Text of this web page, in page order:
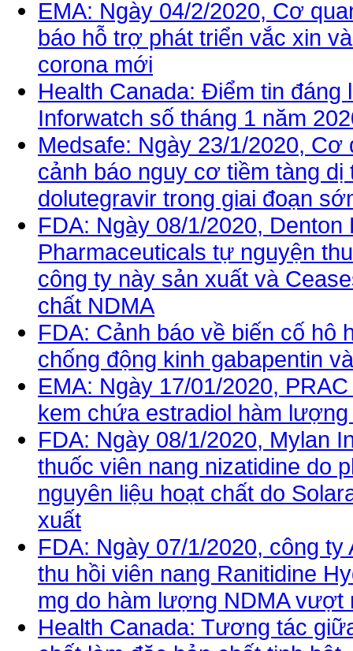
EMA: Ngày 04/2/2020, Cơ
báo hỗ trợ phát triển vắc xin
corona mới
Health Canada: Điểm tin
Inforwatch số tháng 1 năm
Medsafe: Ngày 23/1/2020,
cảnh báo nguy cơ tiềm tàng
dolutegravir trong giai đoạn
FDA: Ngày 08/1/2020,
Pharmaceuticals tự nguyện
công ty này sản xuất và
chất NDMA
FDA: Cảnh báo về biến cố hô
chống động kinh gabapentin
EMA: Ngày 17/01/2020,
kem chứa estradiol hàm
FDA: Ngày 08/1/2020, Mylan
thuốc viên nang nizatidine do
nguyên liệu hoạt chất do
xuất
FDA: Ngày 07/1/2020, công
thu hồi viên nang Ranitidine
mg do hàm lượng NDMA
Health Canada: Tương tác